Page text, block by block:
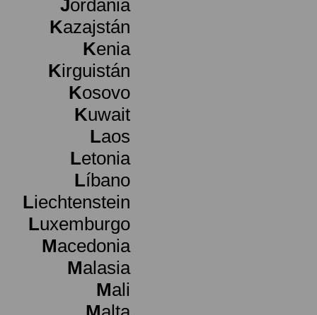
Jordania
Kazajstán
Kenia
Kirguistán
Kosovo
Kuwait
Laos
Letonia
Líbano
Liechtenstein
Luxemburgo
Macedonia
Malasia
Mali